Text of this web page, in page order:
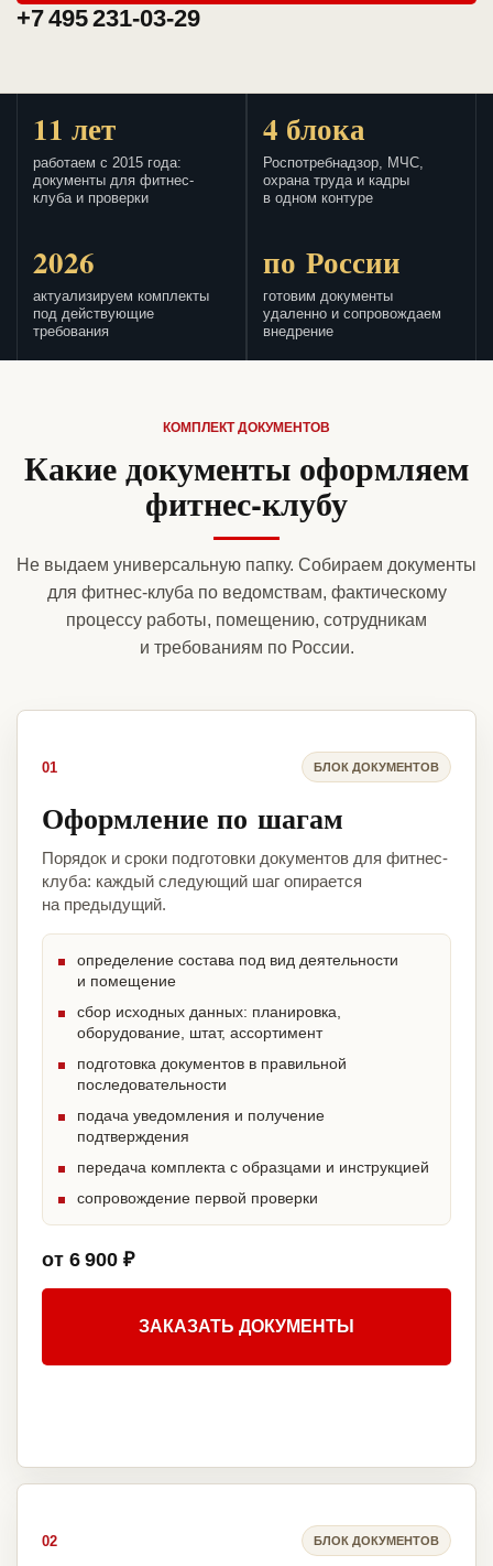
+7 495 231-03-29
11 лет
работаем с 2015 года:
документы для фитнес-
клуба и проверки
4 блока
Роспотребнадзор, МЧС,
охрана труда и кадры
в одном контуре
2026
актуализируем комплекты
под действующие
требования
по России
готовим документы
удаленно и сопровождаем
внедрение
КОМПЛЕКТ ДОКУМЕНТОВ
Какие документы оформляем
фитнес-клубу
Не выдаем универсальную папку. Собираем документы
для фитнес-клуба по ведомствам, фактическому
процессу работы, помещению, сотрудникам
и требованиям по России.
01 БЛОК ДОКУМЕНТОВ
Оформление по шагам
Порядок и сроки подготовки документов для фитнес-
клуба: каждый следующий шаг опирается
на предыдущий.
определение состава под вид деятельности
и помещение
сбор исходных данных: планировка,
оборудование, штат, ассортимент
подготовка документов в правильной
последовательности
подача уведомления и получение
подтверждения
передача комплекта с образцами и инструкцией
сопровождение первой проверки
от 6 900 ₽
ЗАКАЗАТЬ ДОКУМЕНТЫ
02 БЛОК ДОКУМЕНТОВ